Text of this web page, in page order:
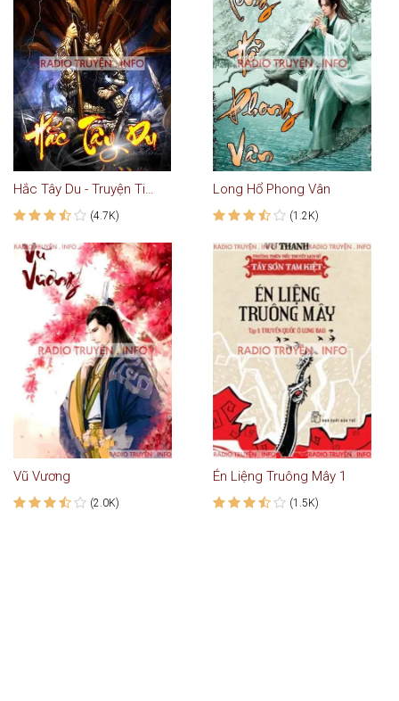
Hắc Tây Du - Truyện Tiên Hiệp
(4.7K)
Long Hổ Phong Vân
(1.2K)
Vũ Vương
(2.0K)
Én Liệng Truông Mây 1
(1.5K)